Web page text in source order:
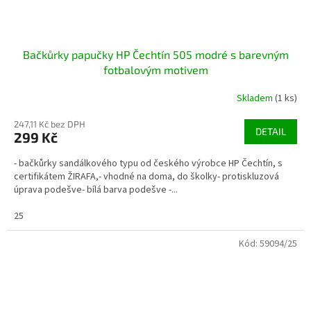
Bačkůrky papučky HP Čechtín 505 modré s barevným
fotbalovým motivem
Skladem (1 ks)
247,11 Kč bez DPH
299 Kč DETAIL
- bačkůrky sandálkového typu od českého výrobce HP Čechtín, s
certifikátem ŽIRAFA,- vhodné na doma, do školky- protiskluzová
úprava podešve- bílá barva podešve -...
25
Kód: 59094/25